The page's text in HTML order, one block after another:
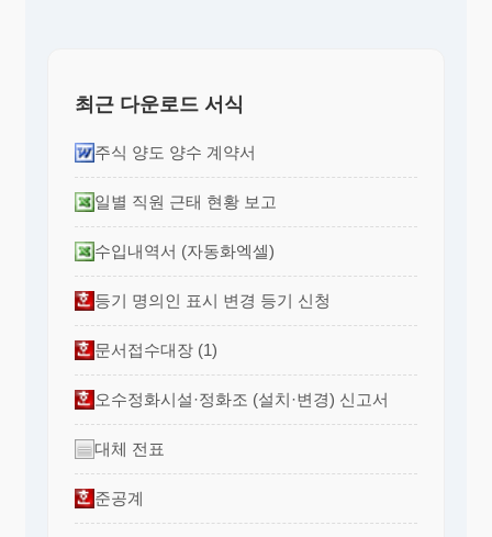
최근 다운로드 서식
주식 양도 양수 계약서
일별 직원 근태 현황 보고
수입내역서 (자동화엑셀)
등기 명의인 표시 변경 등기 신청
문서접수대장 (1)
오수정화시설·정화조 (설치·변경) 신고서
대체 전표
준공계